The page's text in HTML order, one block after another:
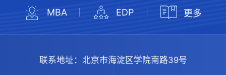
MBA EDP 更多
联系地址： 北京市海淀区学院南路39号